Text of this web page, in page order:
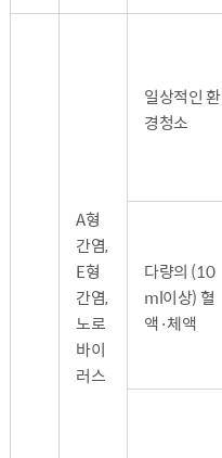
A형
간염,
E형
간염,
노로
바이
러스
일상적인 환
경청소
다량의 (10
ml이상) 혈
액·체액